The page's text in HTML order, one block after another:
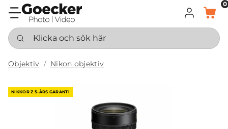
LOGGA IN
KORG
0
Klicka och sök här
Objektiv Nikon objektiv
NIKKOR Z 5-ÅRS GARANTI